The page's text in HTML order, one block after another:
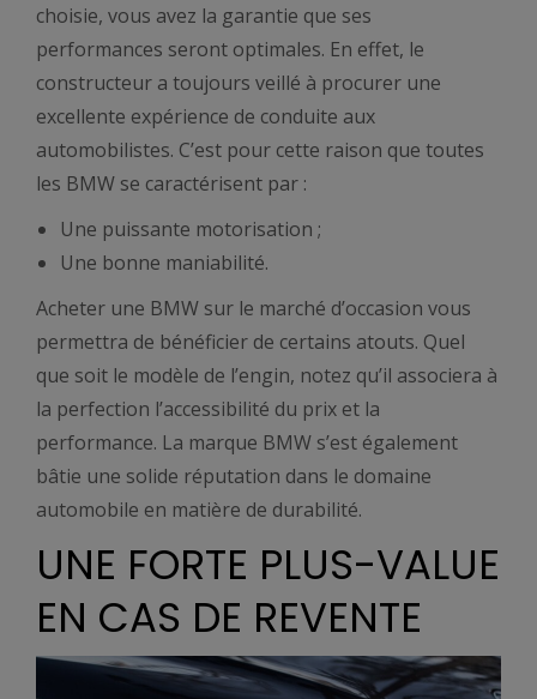
choisie, vous avez la garantie que ses
performances seront optimales. En effet, le
constructeur a toujours veillé à procurer une
excellente expérience de conduite aux
automobilistes. C’est pour cette raison que toutes
les BMW se caractérisent par :
Une puissante motorisation ;
Une bonne maniabilité.
Acheter une BMW sur le marché d’occasion vous
permettra de bénéficier de certains atouts. Quel
que soit le modèle de l’engin, notez qu’il associera à
la perfection l’accessibilité du prix et la
performance. La marque BMW s’est également
bâtie une solide réputation dans le domaine
automobile en matière de durabilité.
UNE FORTE PLUS-VALUE
EN CAS DE REVENTE